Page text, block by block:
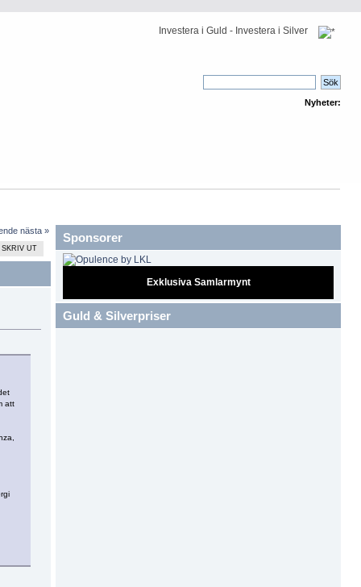
Investera i Guld - Investera i Silver
Nyheter:
nästa »
SKRIV UT
att
Sponsorer
Exklusiva Samlarmynt
Guld & Silverpriser